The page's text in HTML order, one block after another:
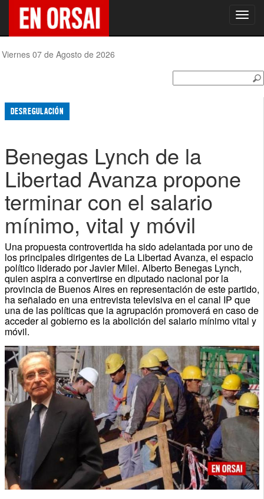
Viernes 07 de Agosto de 2026
DESREGULACIÓN
Benegas Lynch de la
Libertad Avanza propone
terminar con el salario
mínimo, vital y móvil
Una propuesta controvertida ha sido adelantada por uno de
los principales dirigentes de La Libertad Avanza, el espacio
político liderado por Javier Milei. Alberto Benegas Lynch,
quien aspira a convertirse en diputado nacional por la
provincia de Buenos Aires en representación de este partido,
ha señalado en una entrevista televisiva en el canal IP que
una de las políticas que la agrupación promoverá en caso de
acceder al gobierno es la abolición del salario mínimo vital y
móvil.